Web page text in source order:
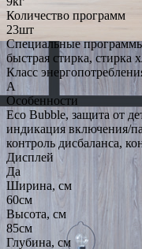
Количество программ
23шт
Специальные
быстрая стирка, стирка
Класс
A
Особенности
Eco Bubble, защита от
индикация включения/
контроль дисбаланса,
Дисплей
Да
Ширина, см
60см
Высота, см
85см
Глубина, см